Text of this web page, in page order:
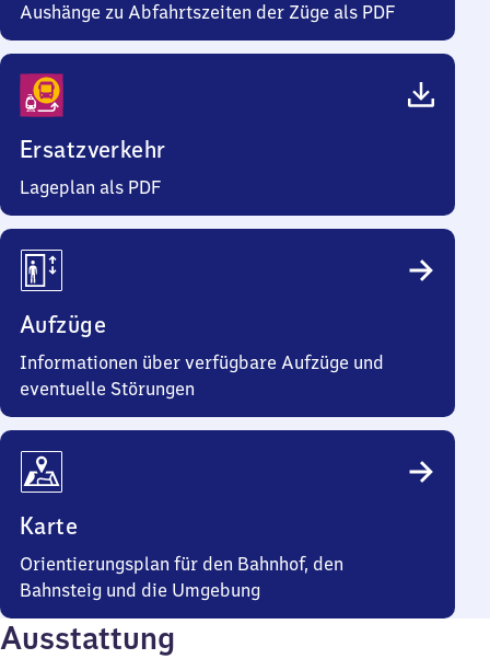
Aushänge zu Abfahrtszeiten der Züge als PDF
Ersatzverkehr
Lageplan als PDF
Aufzüge
Informationen über verfügbare Aufzüge und
eventuelle Störungen
Karte
Orientierungsplan für den Bahnhof, den
Bahnsteig und die Umgebung
Ausstattung